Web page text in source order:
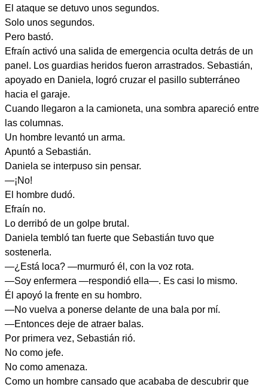
El ataque se detuvo unos segundos.
Solo unos segundos.
Pero bastó.
Efraín activó una salida de emergencia oculta detrás de un
panel. Los guardias heridos fueron arrastrados. Sebastián,
apoyado en Daniela, logró cruzar el pasillo subterráneo
hacia el garaje.
Cuando llegaron a la camioneta, una sombra apareció entre
las columnas.
Un hombre levantó un arma.
Apuntó a Sebastián.
Daniela se interpuso sin pensar.
—¡No!
El hombre dudó.
Efraín no.
Lo derribó de un golpe brutal.
Daniela tembló tan fuerte que Sebastián tuvo que
sostenerla.
—¿Está loca? —murmuró él, con la voz rota.
—Soy enfermera —respondió ella—. Es casi lo mismo.
Él apoyó la frente en su hombro.
—No vuelva a ponerse delante de una bala por mí.
—Entonces deje de atraer balas.
Por primera vez, Sebastián rió.
No como jefe.
No como amenaza.
Como un hombre cansado que acababa de descubrir que